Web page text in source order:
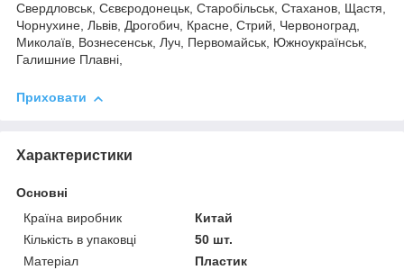
Свердловськ, Сєвєродонецьк, Старобільськ, Стаханов, Щастя,
Чорнухине, Львів, Дрогобич, Красне, Стрий, Червоноград,
Миколаїв, Вознесенськ, Луч, Первомайськ, Южноукраїнськ,
Галишние Плавні,
Приховати
Характеристики
Основні
Країна виробник
Китай
Кількість в упаковці
50 шт.
Матеріал
Пластик